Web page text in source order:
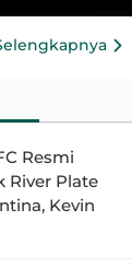
Resmi
River Plate
Kevin